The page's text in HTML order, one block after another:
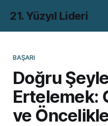
21. Yüzyıl Lideri
BAŞARI
Doğru
Ertelemek:
ve